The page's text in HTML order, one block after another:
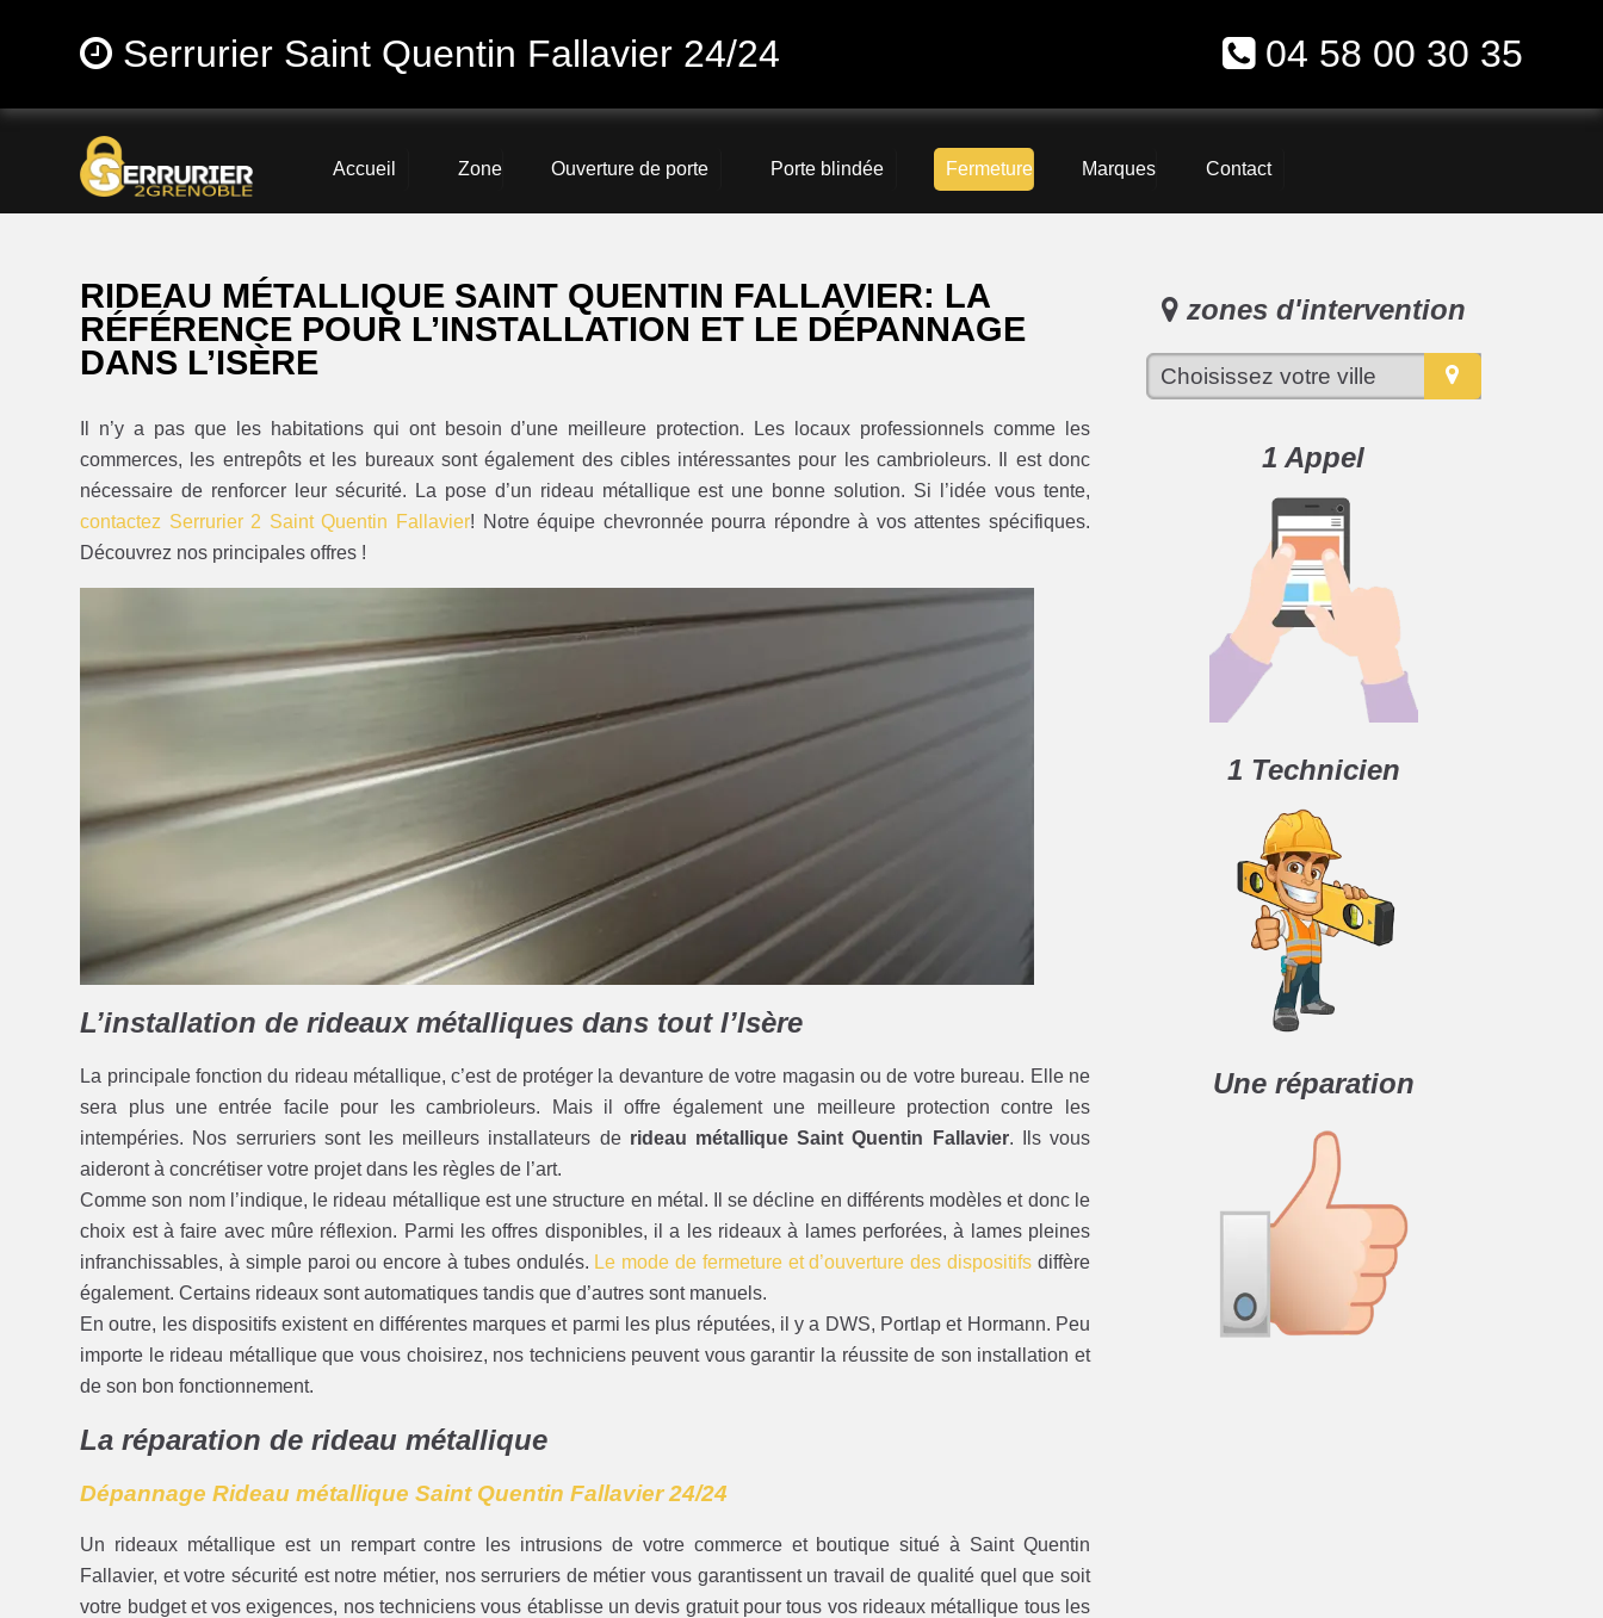
Serrurier Saint Quentin Fallavier 24/24 04 58 00 30 35
Accueil Zone Ouverture de porte Porte blindée Fermeture Marques Contact
RIDEAU MÉTALLIQUE SAINT QUENTIN FALLAVIER: LA
RÉFÉRENCE POUR L’INSTALLATION ET LE DÉPANNAGE
DANS L’ISÈRE
Il n’y a pas que les habitations qui ont besoin d’une meilleure protection. Les locaux professionnels comme les
commerces, les entrepôts et les bureaux sont également des cibles intéressantes pour les cambrioleurs. Il est donc
nécessaire de renforcer leur sécurité. La pose d’un rideau métallique est une bonne solution. Si l’idée vous tente,
contactez Serrurier 2 Saint Quentin Fallavier! Notre équipe chevronnée pourra répondre à vos attentes spécifiques.
Découvrez nos principales offres !
L’installation de rideaux métalliques dans tout l’Isère
La principale fonction du rideau métallique, c’est de protéger la devanture de votre magasin ou de votre bureau. Elle ne
sera plus une entrée facile pour les cambrioleurs. Mais il offre également une meilleure protection contre les
intempéries. Nos serruriers sont les meilleurs installateurs de rideau métallique Saint Quentin Fallavier. Ils vous
aideront à concrétiser votre projet dans les règles de l’art.
Comme son nom l’indique, le rideau métallique est une structure en métal. Il se décline en différents modèles et donc le
choix est à faire avec mûre réflexion. Parmi les offres disponibles, il a les rideaux à lames perforées, à lames pleines
infranchissables, à simple paroi ou encore à tubes ondulés. Le mode de fermeture et d’ouverture des dispositifs diffère
également. Certains rideaux sont automatiques tandis que d’autres sont manuels.
En outre, les dispositifs existent en différentes marques et parmi les plus réputées, il y a DWS, Portlap et Hormann. Peu
importe le rideau métallique que vous choisirez, nos techniciens peuvent vous garantir la réussite de son installation et
de son bon fonctionnement.
La réparation de rideau métallique
Dépannage Rideau métallique Saint Quentin Fallavier 24/24
Un rideaux métallique est un rempart contre les intrusions de votre commerce et boutique situé à Saint Quentin
Fallavier, et votre sécurité est notre métier, nos serruriers de métier vous garantissent un travail de qualité quel que soit
votre budget et vos exigences, nos techniciens vous établisse un devis gratuit pour tous vos rideaux métallique tous les
zones d'intervention
1 Appel
1 Technicien
Une réparation